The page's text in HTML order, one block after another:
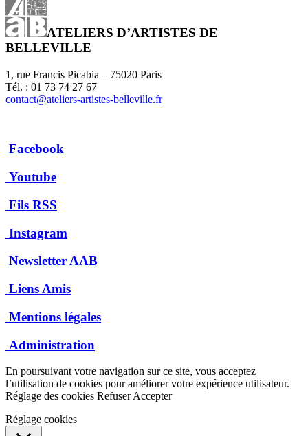
ATELIERS D’ARTISTES DE
BELLEVILLE
1, rue Francis Picabia – 75020 Paris
Tél. : 01 73 74 27 67
contact@ateliers-artistes-belleville.fr
Facebook
Youtube
Fils RSS
Instagram
Newsletter AAB
Liens Amis
Mentions légales
Administration
En poursuivant votre navigation sur ce site, vous acceptez
l’utilisation de cookies pour améliorer votre expérience utilisateur.
Réglage des cookies Refuser Accepter
Réglage cookies